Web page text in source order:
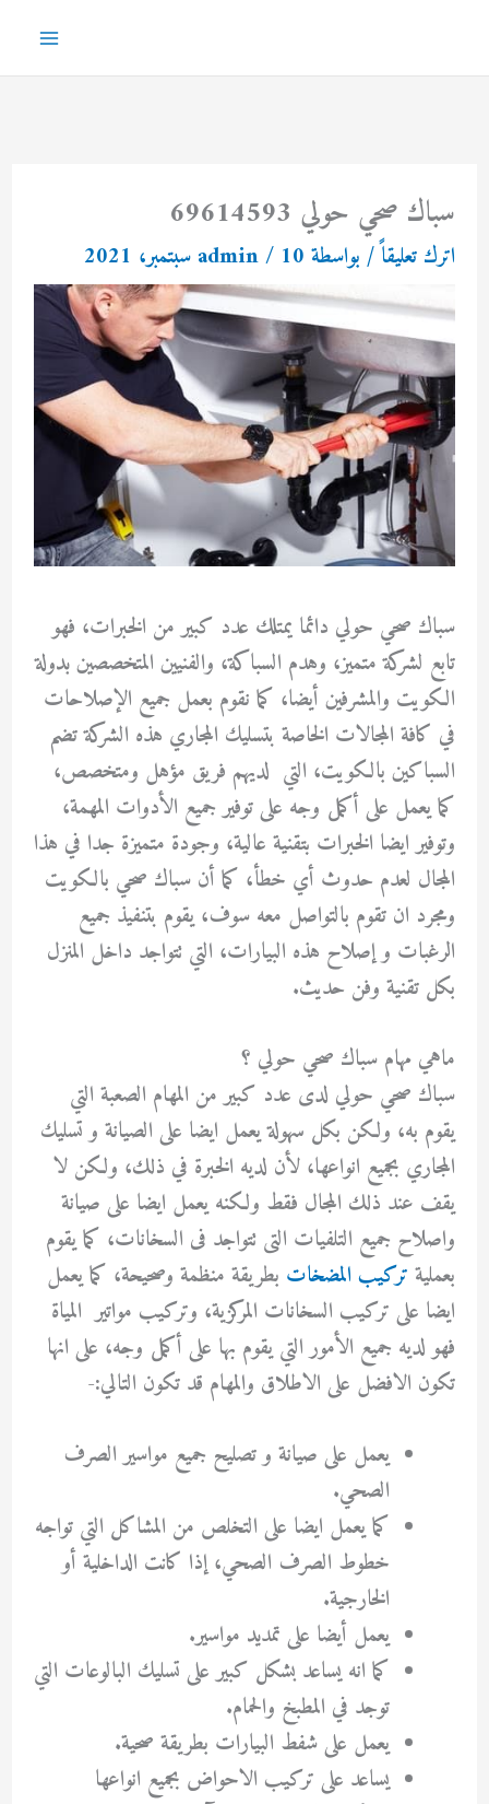
سباك صحي حولي 69614593
اترك تعليقاً / بواسطة admin/ 10 سبتمبر، 2021
سباك صحي حولي دائما يمتلك عدد كبير من الخبرات، فهو
تابع لشركة متميز، وهدم السباكة، والفنيين المتخصصين بدولة
الكويت والمشرفين أيضا، كما نقوم بعمل جميع الإصلاحات
في كافة المجالات الخاصة بتسليك المجاري هذه الشركة تضم
السباكين بالكويت، التي لديهم فريق مؤهل ومتخصص،
كما يعمل على أكمل وجه على توفير جميع الأدوات المهمة،
وتوفير ايضا الخبرات بتقنية عالية، وجودة متميزة جدا في هذا
المجال لعدم حدوث أي خطأ، كما أن سباك صحي بالكويت
ومجرد ان تقوم بالتواصل معه سوف، يقوم بتنفيذ جميع
الرغبات و إصلاح هذه البيارات، التي تتواجد داخل المنزل
بكل تقنية وفن حديث.
ماهي مهام سباك صحي حولي ؟
سباك صحي حولي لدى عدد كبير من المهام الصعبة التي
يقوم به، ولكن بكل سهولة يعمل ايضا على الصيانة و تسليك
المجاري بجميع انواعها، لأن لديه الخبرة في ذلك، ولكن لا
يقف عند ذلك المجال فقط ولكنه يعمل ايضا على صيانة
واصلاح جميع التلفيات التى تتواجد فى السخانات، كما يقوم
بعملية تركيب المضخات بطريقة منظمة وصحيحة، كما يعمل
ايضا على تركيب السخانات المركزية، وتركيب مواتير المياة
فهو لديه جميع الأمور التي يقوم بها على أكمل وجه، على انها
تكون الافضل على الاطلاق والمهام قد تكون التالي:-
يعمل على صيانة و تصليح جميع مواسير الصرف
الصحي.
كما يعمل ايضا على التخلص من المشاكل التي تواجه
خطوط الصرف الصحي، إذا كانت الداخلية أو
الخارجية.
يعمل أيضا على تمديد مواسير.
كما انه يساعد بشكل كبير على تسليك البالوعات التي
توجد في المطبخ والحمام.
يعمل على شفط البيارات بطريقة صحية.
يساعد على تركيب الاحواض بجميع انواعها